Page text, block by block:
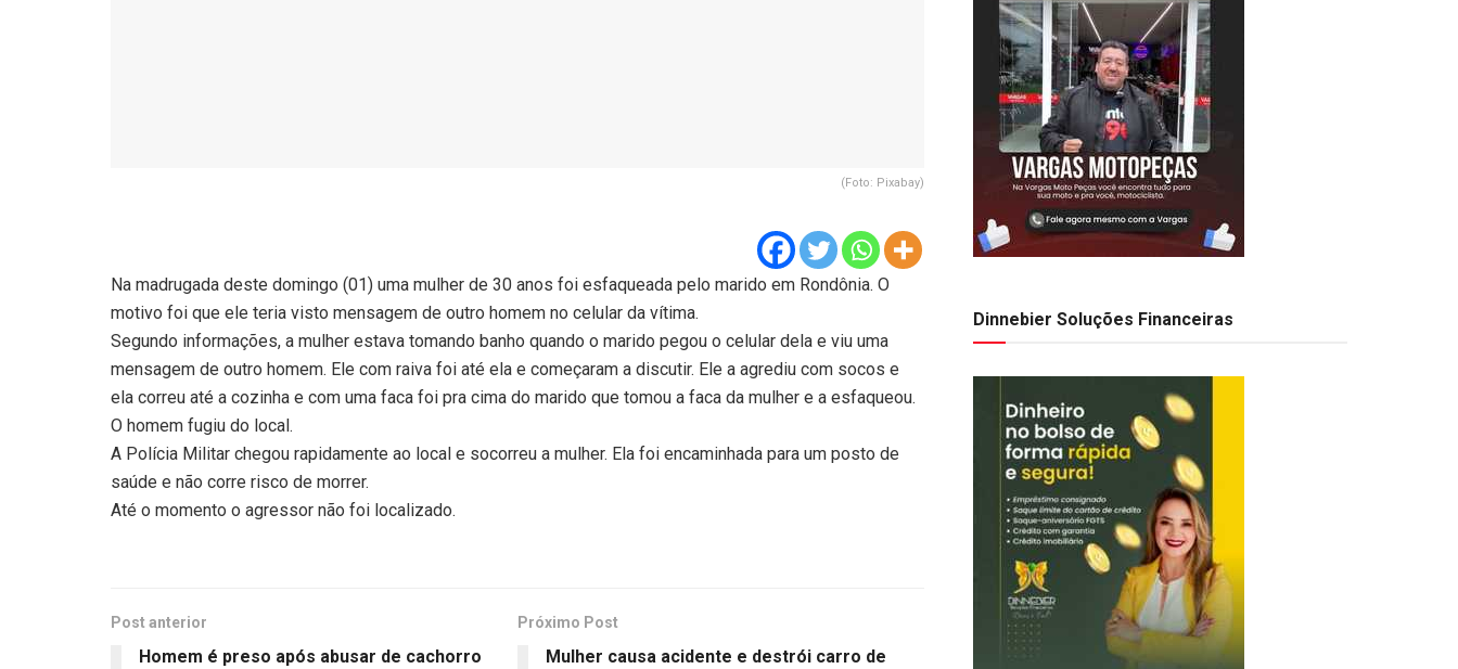
(Foto: Pixabay)
Na madrugada deste domingo (01) uma mulher de 30 anos foi esfaqueada pelo marido em Rondônia. O
motivo foi que ele teria visto mensagem de outro homem no celular da vítima.
Segundo informações, a mulher estava tomando banho quando o marido pegou o celular dela e viu uma
mensagem de outro homem. Ele com raiva foi até ela e começaram a discutir. Ele a agrediu com socos e
ela correu até a cozinha e com uma faca foi pra cima do marido que tomou a faca da mulher e a esfaqueou.
O homem fugiu do local.
A Polícia Militar chegou rapidamente ao local e socorreu a mulher. Ela foi encaminhada para um posto de
saúde e não corre risco de morrer.
Até o momento o agressor não foi localizado.
Post anterior
Homem é preso após abusar de cachorro
Próximo Post
Mulher causa acidente e destrói carro de
Dinnebier Soluções Financeiras